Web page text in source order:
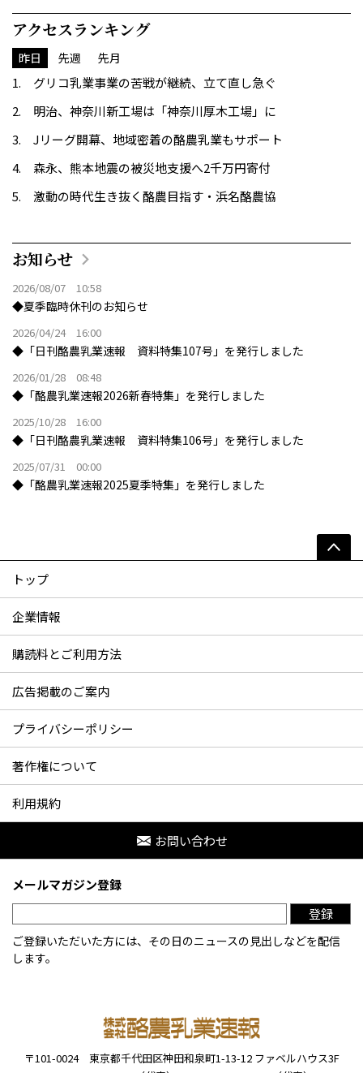
アクセスランキング
昨日 先週 先月
グリコ乳業事業の苦戦が継続、立て直し急ぐ
明治、神奈川新工場は「神奈川厚木工場」に
Jリーグ開幕、地域密着の酪農乳業もサポート
森永、熊本地震の被災地支援へ2千万円寄付
激動の時代生き抜く酪農目指す・浜名酪農協
お知らせ
2026/08/07 10:58
◆夏季臨時休刊のお知らせ
2026/04/24 16:00
◆「日刊酪農乳業速報 資料特集107号」を発行しました
2026/01/28 08:48
◆「酪農乳業速報2026新春特集」を発行しました
2025/10/28 16:00
◆「日刊酪農乳業速報 資料特集106号」を発行しました
2025/07/31 00:00
◆「酪農乳業速報2025夏季特集」を発行しました
トップ
企業情報
購読料とご利用方法
広告掲載のご案内
プライバシーポリシー
著作権について
利用規約
お問い合わせ
〒101-0024 東京都千代田区神田和泉町1-13-12 ファベルハウス3F
メールマガジン登録
登録
ご登録いただいた方には、その日のニュースの見出しなどを配信
します。